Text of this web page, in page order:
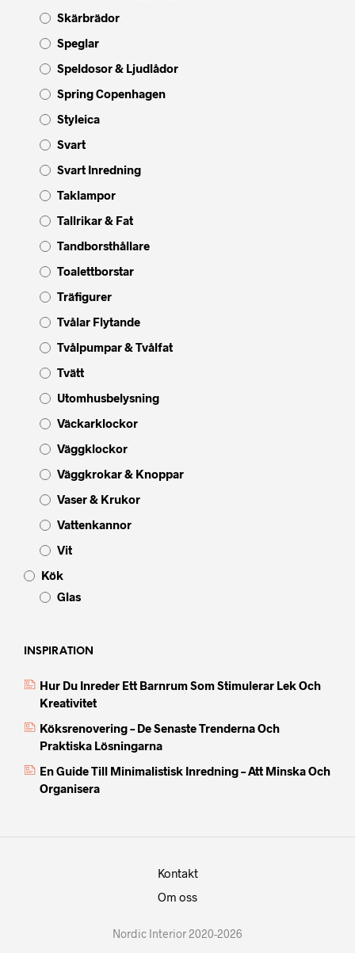
Skärbrädor
Speglar
Speldosor & Ljudlådor
Spring Copenhagen
Styleica
Svart
Svart Inredning
Taklampor
Tallrikar & Fat
Tandborsthållare
Toalettborstar
Träfigurer
Tvålar Flytande
Tvålpumpar & Tvålfat
Tvätt
Utomhusbelysning
Väckarklockor
Väggklockor
Väggkrokar & Knoppar
Vaser & Krukor
Vattenkannor
Vit
Kök
Glas
INSPIRATION
Hur Du Inreder Ett Barnrum Som Stimulerar Lek Och
Kreativitet
Köksrenovering – De Senaste Trenderna Och
Praktiska Lösningarna
En Guide Till Minimalistisk Inredning – Att Minska Och
Organisera
Kontakt
Om oss
Nordic Interior 2020-2026